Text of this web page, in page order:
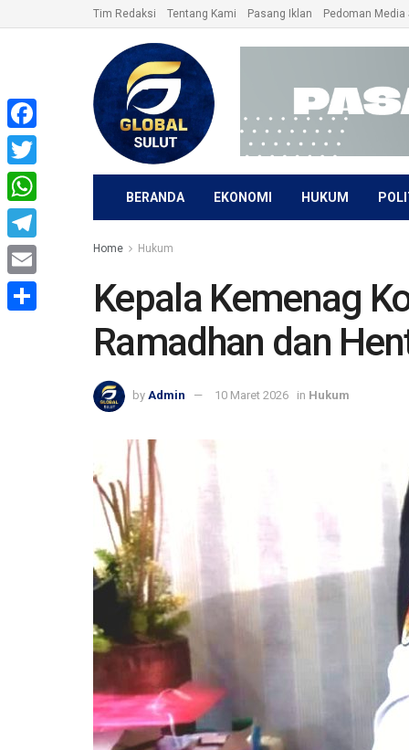
Tim Redaksi Tentang Kami Pasang Iklan Pedoman Media
BERANDA EKONOMI HUKUM
Home Hukum
Kepala Kemenag
Ramadhan dan
by Admin 10 Maret 2026 in Hukum
Facebook
Twitter
WhatsApp
Telegram
Email